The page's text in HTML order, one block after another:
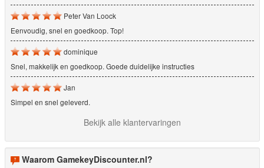
Peter Van Loock
Eenvoudig, snel en goedkoop. Top!
dominique
Snel, makkelijk en goedkoop. Goede duidelijke instructies
Jan
Simpel en snel geleverd.
Bekijk alle klantervaringen
Waarom GamekeyDiscounter.nl?